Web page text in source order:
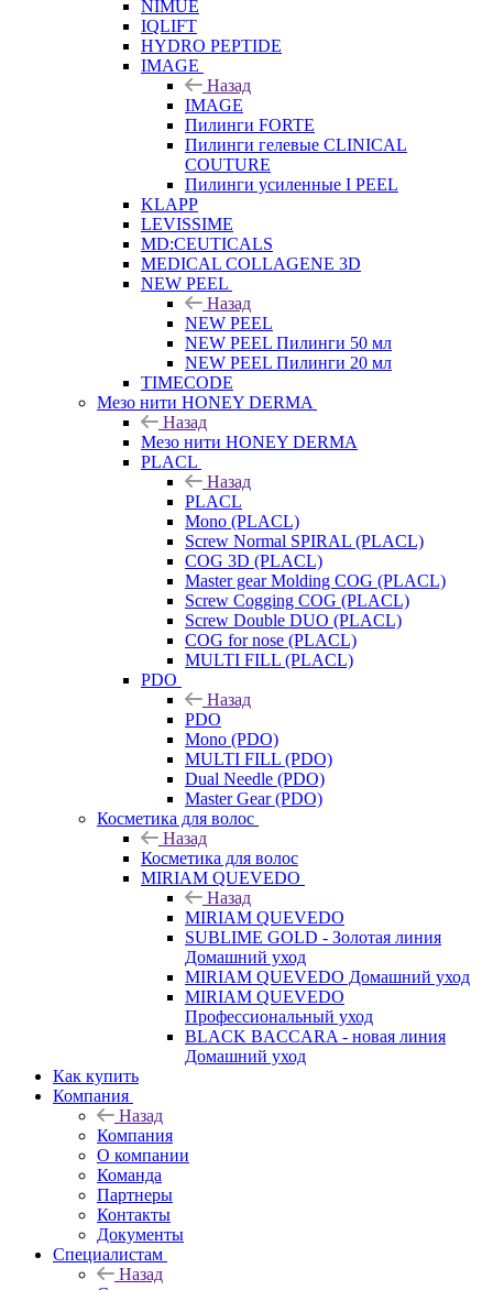
NIMUE
IQLIFT
HYDRO PEPTIDE
IMAGE
Назад
IMAGE
Пилинги FORTE
Пилинги гелевые CLINICAL
COUTURE
Пилинги усиленные I PEEL
KLAPP
LEVISSIME
MD:CEUTICALS
MEDICAL COLLAGENE 3D
NEW PEEL
Назад
NEW PEEL
NEW PEEL Пилинги 50 мл
NEW PEEL Пилинги 20 мл
TIMECODE
Мезо нити HONEY DERMA
Назад
Мезо нити HONEY DERMA
PLACL
Назад
PLACL
Mono (PLACL)
Screw Normal SPIRAL (PLACL)
COG 3D (PLACL)
Master gear Molding COG (PLACL)
Screw Cogging COG (PLACL)
Screw Double DUO (PLACL)
COG for nose (PLACL)
MULTI FILL (PLACL)
PDO
Назад
PDO
Mono (PDO)
MULTI FILL (PDO)
Dual Needle (PDO)
Master Gear (PDO)
Косметика для волос
Назад
Косметика для волос
MIRIAM QUEVEDO
Назад
MIRIAM QUEVEDO
SUBLIME GOLD - Золотая линия
Домашний уход
MIRIAM QUEVEDO Домашний уход
MIRIAM QUEVEDO
Профессиональный уход
BLACK BACCARA - новая линия
Домашний уход
Как купить
Компания
Назад
Компания
О компании
Команда
Партнеры
Контакты
Документы
Специалистам
Назад